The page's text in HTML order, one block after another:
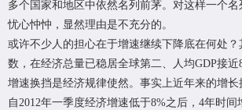
多个国家和地区中依然名列前茅。对这样一个
忧心忡忡，显然理由是不充分的。
或许不少人的担心在于增速继续下降底在何处
数，在经济总量已稳居全球第二、人均GDP接近
增速换挡是经济规律使然。事实上近年来的增长
自2012年一季度经济增速低于8%之后，4年时